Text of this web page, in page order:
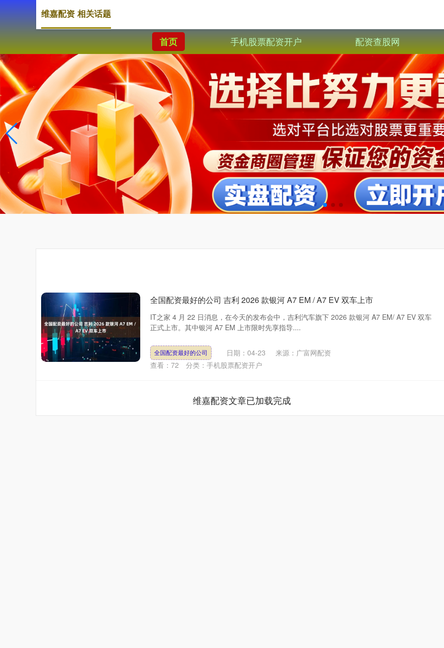
首页 手机股票配资开户 配资查股网
维嘉配资 相关话题
全国配资最好的公司 吉利 2026 款银河 A7 EM / A7 EV 双车上市
IT之家 4 月 22 日消息，在今天的发布会中，吉利汽车旗下 2026 款银河 A7 EM/ A7 EV 双车
正式上市。其中银河 A7 EM 上市限时先享指导....
全国配资最好的公司 日期：04-23
来源：广富网配资
查看： 72 分类： 手机股票配资开户
维嘉配资文章已加载完成